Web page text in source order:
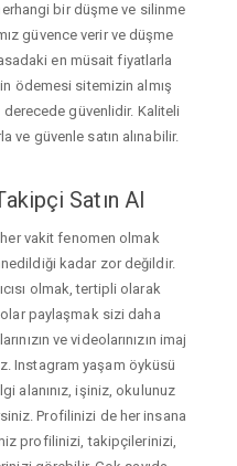
bir düşme ve silinme
güvence verir ve düşme
en müsait fiyatlarla
ödemesi sitemizin almış
derecede güvenlidir. Kaliteli
ve güvenle satın alınabilir.
Satın Al
vakit fenomen olmak
kadar zor değildir.
olmak, tertipli olarak
paylaşmak sizi daha
ve videolarınızın imaj
Instagram yaşam öyküsü
alanınız, işiniz, okulunuz
Profilinizi de her insana
profilinizi, takipçilerinizi,